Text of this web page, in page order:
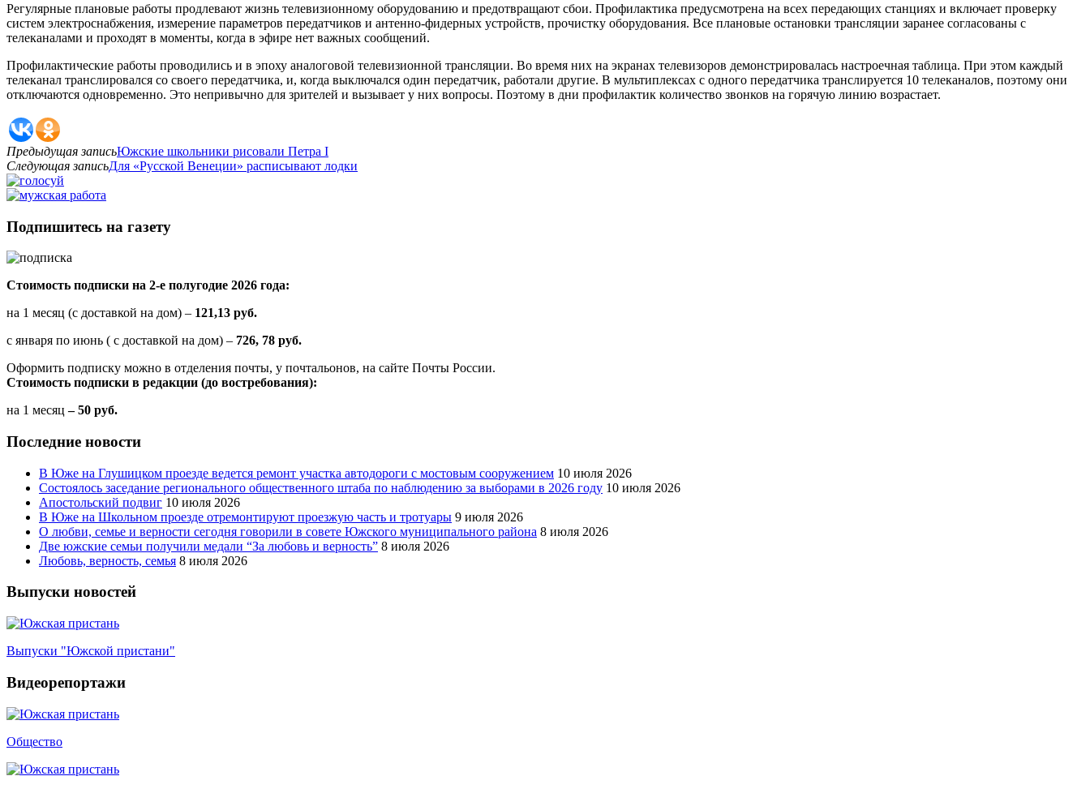
Регулярные плановые работы продлевают жизнь телевизионному оборудованию и предотвращают сбои. Профилактика предусмотрена на всех передающих станциях и включает проверку
систем электроснабжения, измерение параметров передатчиков и антенно-фидерных устройств, прочистку оборудования. Все плановые остановки трансляции заранее согласованы с
телеканалами и проходят в моменты, когда в эфире нет важных сообщений.
Профилактические работы проводились и в эпоху аналоговой телевизионной трансляции. Во время них на экранах телевизоров демонстрировалась настроечная таблица. При этом каждый
телеканал транслировался со своего передатчика, и, когда выключался один передатчик, работали другие. В мультиплексах с одного передатчика транслируется 10 телеканалов, поэтому они
отключаются одновременно. Это непривычно для зрителей и вызывает у них вопросы. Поэтому в дни профилактик количество звонков на горячую линию возрастает.
Предыдущая записьЮжские школьники рисовали Петра I
Следующая записьДля «Русской Венеции» расписывают лодки
Подпишитесь на газету
Стоимость подписки на 2-е полугодие 2026 года:
на 1 месяц (с доставкой на дом) – 121,13 руб.
с января по июнь ( с доставкой на дом) – 726, 78 руб.
Оформить подписку можно в отделения почты, у почтальонов, на сайте Почты России.
Стоимость подписки в редакции (до востребования):
на 1 месяц – 50 руб.
Последние новости
В Юже на Глушицком проезде ведется ремонт участка автодороги с мостовым сооружением 10 июля 2026
Состоялось заседание регионального общественного штаба по наблюдению за выборами в 2026 году 10 июля 2026
Апостольский подвиг 10 июля 2026
В Юже на Школьном проезде отремонтируют проезжую часть и тротуары 9 июля 2026
О любви, семье и верности сегодня говорили в совете Южского муниципального района 8 июля 2026
Две южские семьи получили медали “За любовь и верность” 8 июля 2026
Любовь, верность, семья 8 июля 2026
Выпуски новостей
Выпуски "Южской пристани"
Видеорепортажи
Общество